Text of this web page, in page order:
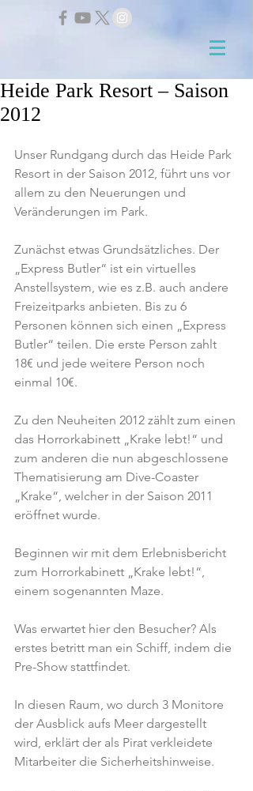
Heide Park Resort – Saison
2012
Unser Rundgang durch das Heide Park
Resort in der Saison 2012, führt uns vor
allem zu den Neuerungen und
Veränderungen im Park.
Zunächst etwas Grundsätzliches. Der
„Express Butler“ ist ein virtuelles
Anstellsystem, wie es z.B. auch andere
Freizeitparks anbieten. Bis zu 6
Personen können sich einen „Express
Butler“ teilen. Die erste Person zahlt
18€ und jede weitere Person noch
einmal 10€.
Zu den Neuheiten 2012 zählt zum einen
das Horrorkabinett „Krake lebt!“ und
zum anderen die nun abgeschlossene
Thematisierung am Dive-Coaster
„Krake“, welcher in der Saison 2011
eröffnet wurde.
Beginnen wir mit dem Erlebnisbericht
zum Horrorkabinett „Krake lebt!“,
einem sogenannten Maze.
Was erwartet hier den Besucher? Als
erstes betritt man ein Schiff, indem die
Pre-Show stattfindet.
In diesen Raum, wo durch 3 Monitore
der Ausblick aufs Meer dargestellt
wird, erklärt der als Pirat verkleidete
Mitarbeiter die Sicherheitshinweise.